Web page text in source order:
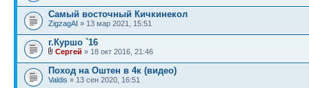
Самый восточный Кичкинекол
ZigzagAI » 13 мар 2021, 15:51
г.Куршо `16
Сергей » 18 окт 2016, 21:46
Поход на Оштен в 4к (видео)
Valdis » 13 сен 2020, 16:51